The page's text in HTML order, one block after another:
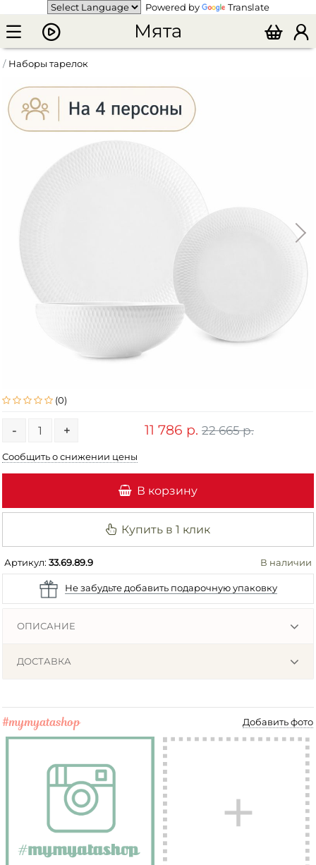
Powered by Translate
Мята
Наборы тарелок
(0)
- + 11 786 р. 22 665 р.
Сообщить о снижении цены
В корзину
Купить в 1 клик
Артикул:33.69.89.9 В наличии
Не забудьте добавить подарочную упаковку
ОПИСАНИЕ
ДОСТАВКА
#mymyatashop Добавить фото